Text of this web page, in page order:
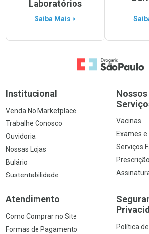
Laboratórios
Saiba Mais >
Ir para a Home
Institucional
Venda No Marketplace
Trabalhe Conosco
Ouvidoria
Nossas Lojas
Bulário
Sustentabilidade
Nossos
Vacinas
Exames e
Serviços
Atendimento
Como Comprar no Site
Formas de Pagamento
Política